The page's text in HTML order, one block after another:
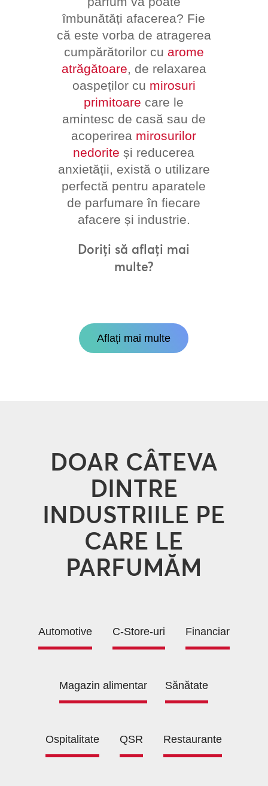
îmbunătăți afacerea? Fie
că este vorba de atragerea
cumpărătorilor cu arome
atrăgătoare , de relaxarea
oaspeților cu mirosuri
primitoare care le
amintesc de casă sau de
acoperirea mirosurilor
nedorite și reducerea
anxietății, există o utilizare
perfectă pentru aparatele
de parfumare în fiecare
afacere și industrie.
Doriți să aflați mai
multe?
Aflați mai multe
DOAR CÂTEVA
DINTRE
INDUSTRIILE PE
CARE LE
PARFUMĂM
Automotive C-Store-uri Financiar
Magazin alimentar Sănătate
Ospitalitate QSR Restaurante